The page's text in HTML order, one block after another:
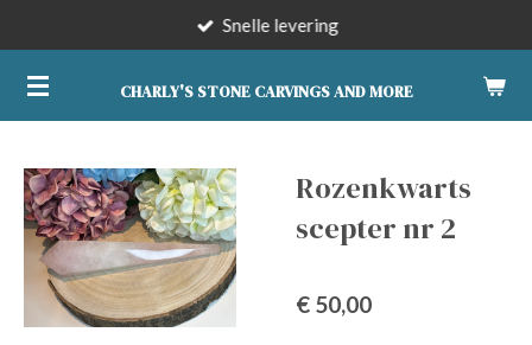
naar
de
CHARLY'S STONE CARVINGS AND MORE
Snelle levering
Rozenkwarts
scepter nr 2
€ 50,00